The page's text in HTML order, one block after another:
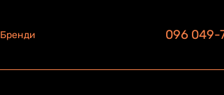
Бренди 096 049-